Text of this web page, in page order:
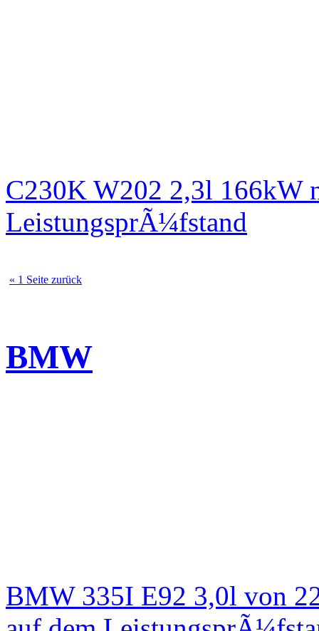
C230K W202 2,3l 166kW
LeistungsprÃ¼fstand
« 1 Seite zurück
BMW
BMW 335I E92 3,0l von